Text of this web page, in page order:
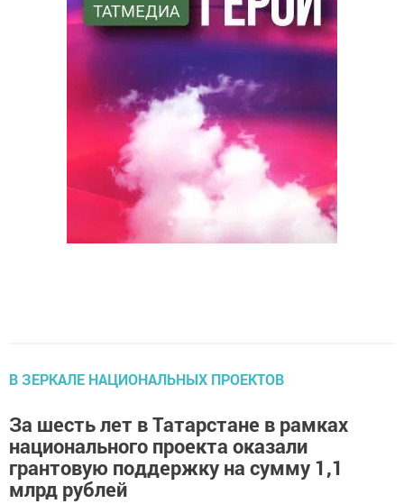
В ЗЕРКАЛЕ НАЦИОНАЛЬНЫХ ПРОЕКТОВ
За шесть лет в Татарстане в рамках
национального проекта оказали
грантовую поддержку на сумму 1,1
млрд рублей